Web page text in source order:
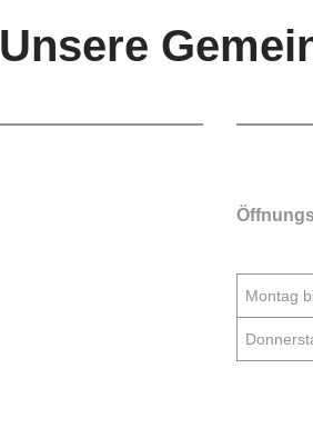
Unsere
Montag